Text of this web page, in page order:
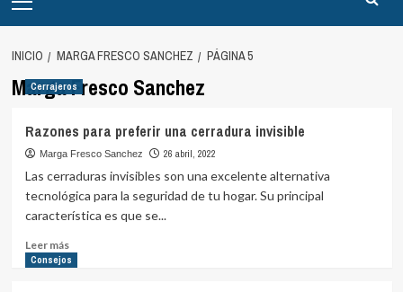
principal
INICIO MARGA FRESCO SANCHEZ PÁGINA 5
Marga Fresco Sanchez
Cerrajeros
Razones para preferir una cerradura invisible
Marga Fresco Sanchez 26 abril, 2022
Las cerraduras invisibles son una excelente alternativa
tecnológica para la seguridad de tu hogar. Su principal
característica es que se...
Leer másLeer
más
Consejos